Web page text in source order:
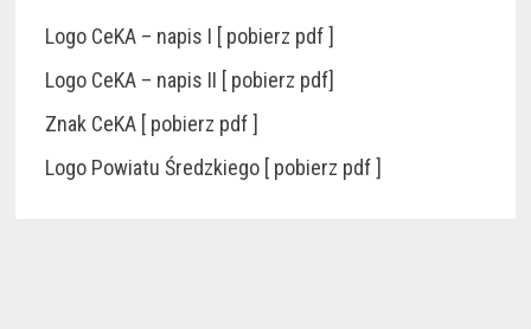
Logo CeKA – napis I [ pobierz pdf ]
Logo CeKA – napis II [ pobierz pdf]
Znak CeKA [ pobierz pdf ]
Logo Powiatu Średzkiego [ pobierz pdf ]